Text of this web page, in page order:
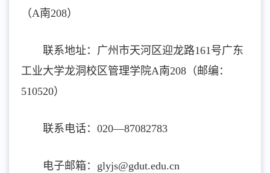
（A南208）
联系地址：广州市天河区迎龙路161号广东
工业大学龙洞校区管理学院A南208（邮编：
510520）
联系电话：020—87082783
电子邮箱：glyjs@gdut.edu.cn